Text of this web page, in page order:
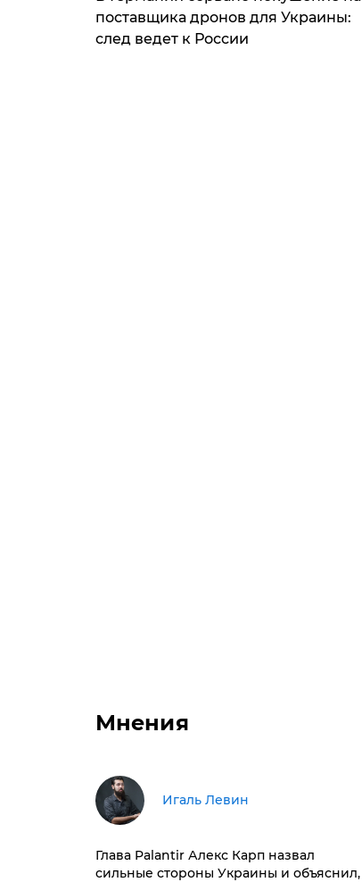
поставщика дронов для Украины:
след ведет к России
Мнения
Игаль Левин
Глава Palantir Алекс Карп назвал
сильные стороны Украины и объяснил,